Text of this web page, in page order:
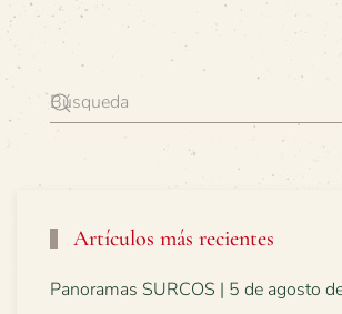
Artículos más recientes
Panoramas SURCOS | 5 de agosto